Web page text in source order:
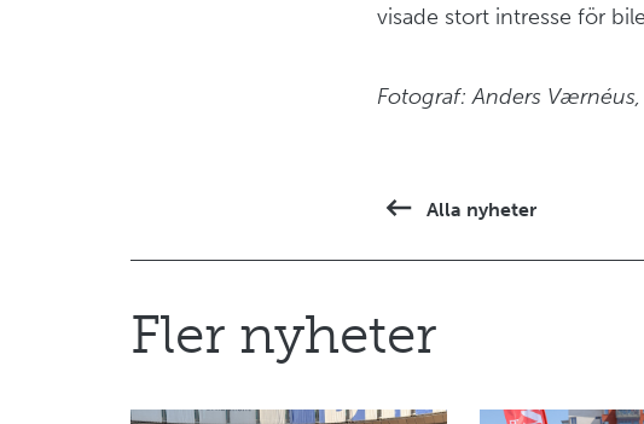
visade stort intresse för
Fotograf: Anders Værnéus,
Alla nyheter
Fler nyheter